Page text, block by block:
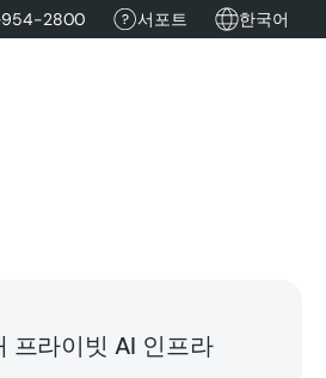
954-2800 서포트 한국어
프라이빗 AI 인프라